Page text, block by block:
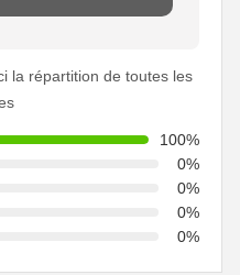
la répartition de toutes les
100%
0%
0%
0%
0%